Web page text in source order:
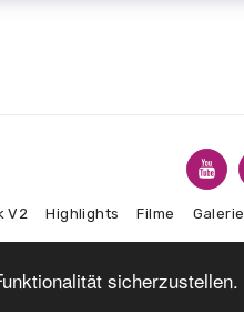
sicherzustellen.
V2 Highlights Filme Galerie